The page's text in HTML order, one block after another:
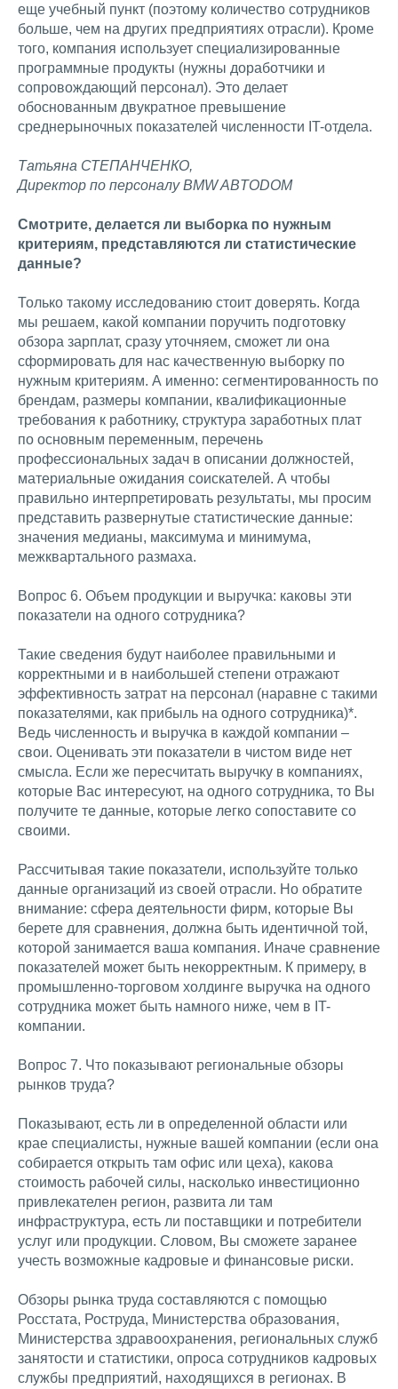
еще учебный пункт (поэтому количество сотрудников
больше, чем на других предприятиях отрасли). Кроме
того, компания использует специализированные
программные продукты (нужны доработчики и
сопровождающий персонал). Это делает
обоснованным двукратное превышение
среднерыночных показателей численности IT-отдела.
Татьяна СТЕПАНЧЕНКО,
Директор по персоналу BMW ABTODOM
Смотрите, делается ли выборка по нужным
критериям, представляются ли статистические
данные?
Только такому исследованию стоит доверять. Когда
мы решаем, какой компании поручить подготовку
обзора зарплат, сразу уточняем, сможет ли она
сформировать для нас качественную выборку по
нужным критериям. А именно: сегментированность по
брендам, размеры компании, квалификационные
требования к работнику, структура заработных плат
по основным переменным, перечень
профессиональных задач в описании должностей,
материальные ожидания соискателей. А чтобы
правильно интерпретировать результаты, мы просим
представить развернутые статистические данные:
значения медианы, максимума и минимума,
межквартального размаха.
Вопрос 6. Объем продукции и выручка: каковы эти
показатели на одного сотрудника?
Такие сведения будут наиболее правильными и
корректными и в наибольшей степени отражают
эффективность затрат на персонал (наравне с такими
показателями, как прибыль на одного сотрудника)*.
Ведь численность и выручка в каждой компании –
свои. Оценивать эти показатели в чистом виде нет
смысла. Если же пересчитать выручку в компаниях,
которые Вас интересуют, на одного сотрудника, то Вы
получите те данные, которые легко сопоставите со
своими.
Рассчитывая такие показатели, используйте только
данные организаций из своей отрасли. Но обратите
внимание: сфера деятельности фирм, которые Вы
берете для сравнения, должна быть идентичной той,
которой занимается ваша компания. Иначе сравнение
показателей может быть некорректным. К примеру, в
промышленно-торговом холдинге выручка на одного
сотрудника может быть намного ниже, чем в IT-
компании.
Вопрос 7. Что показывают региональные обзоры
рынков труда?
Показывают, есть ли в определенной области или
крае специалисты, нужные вашей компании (если она
собирается открыть там офис или цеха), какова
стоимость рабочей силы, насколько инвестиционно
привлекателен регион, развита ли там
инфраструктура, есть ли поставщики и потребители
услуг или продукции. Словом, Вы сможете заранее
учесть возможные кадровые и финансовые риски.
Обзоры рынка труда составляются с помощью
Росстата, Роструда, Министерства образования,
Министерства здравоохранения, региональных служб
занятости и статистики, опроса сотрудников кадровых
службы предприятий, находящихся в регионах. В